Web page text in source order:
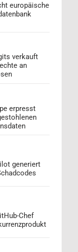
europäische
verkauft
an
erpresst
generiert
Chef